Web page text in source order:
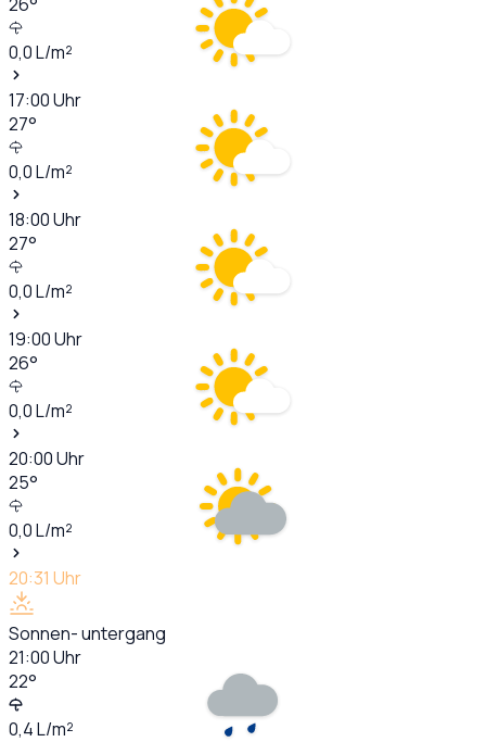
0,0L/m²
17:00Uhr
27°
0,0L/m²
18:00Uhr
27°
0,0L/m²
19:00Uhr
26°
0,0L/m²
20:00Uhr
25°
0,0L/m²
20:31 Uhr
Sonnen- untergang
21:00Uhr
22°
0,4L/m²